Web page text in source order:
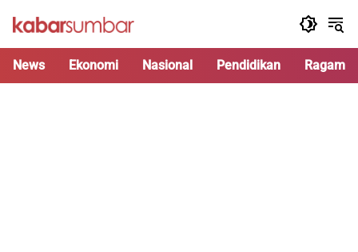
News Ekonomi Nasional Pendidikan Ragam